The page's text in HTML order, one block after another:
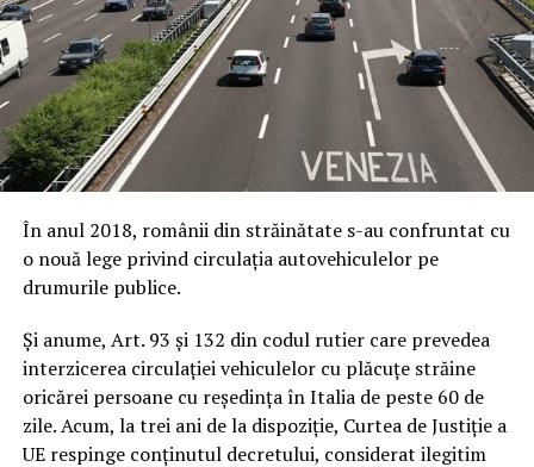
În anul 2018, românii din străinătate s-au confruntat cu
o nouă lege privind circulația autovehiculelor pe
drumurile publice.
Și anume, Art. 93 și 132 din codul rutier care prevedea
interzicerea circulației vehiculelor cu plăcuțe străine
oricărei persoane cu reședința în Italia de peste 60 de
zile. Acum, la trei ani de la dispoziție, Curtea de Justiție a
UE respinge conținutul decretului, considerat ilegitim